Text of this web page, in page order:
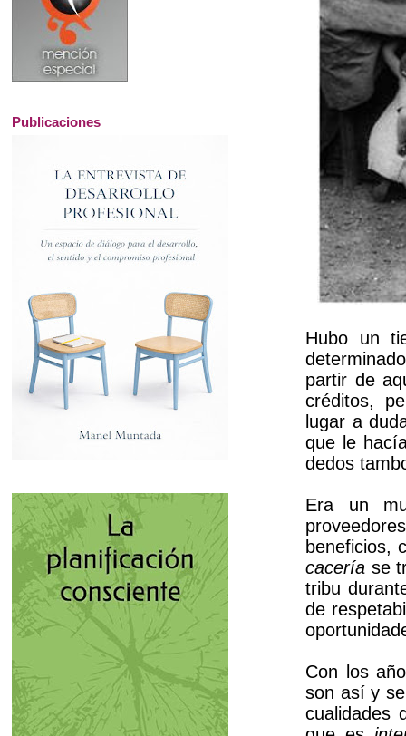
Hubo un
partir de
créditos,
lugar a
que le
dedos
Era un
beneficios,
cacería se
tribu
de
Con los
son así y
cualidades
Publicaciones